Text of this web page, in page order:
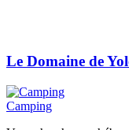
Le Domaine de
Camping